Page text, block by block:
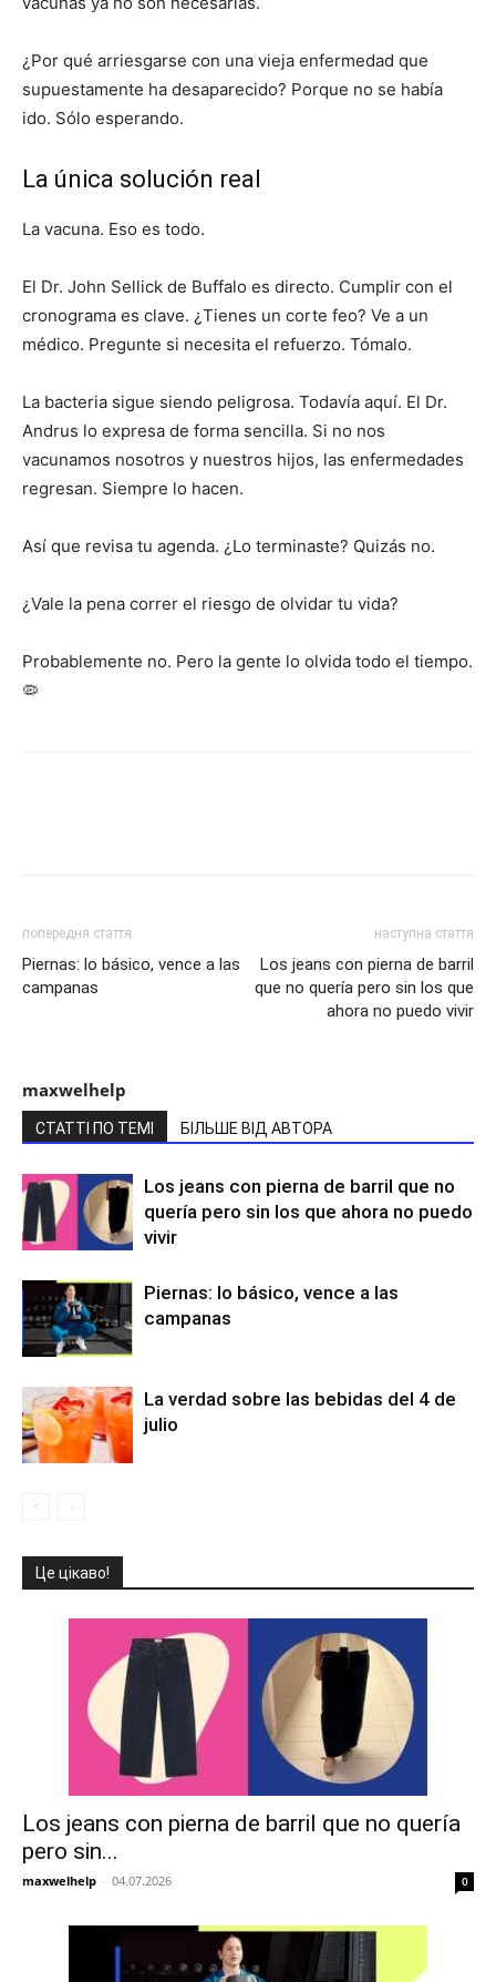
¿Por qué arriesgarse con una vieja enfermedad que
supuestamente ha desaparecido? Porque no se había
ido. Sólo esperando.
La única solución real
La vacuna. Eso es todo.
El Dr. John Sellick de Buffalo es directo. Cumplir con el
cronograma es clave. ¿Tienes un corte feo? Ve a un
médico. Pregunte si necesita el refuerzo. Tómalo.
La bacteria sigue siendo peligrosa. Todavía aquí. El Dr.
Andrus lo expresa de forma sencilla. Si no nos
vacunamos nosotros y nuestros hijos, las enfermedades
regresan. Siempre lo hacen.
Así que revisa tu agenda. ¿Lo terminaste? Quizás no.
¿Vale la pena correr el riesgo de olvidar tu vida?
Probablemente no. Pero la gente lo olvida todo el tiempo.
🦠
попередня стаття
Piernas: lo básico, vence a las
campanas
наступна стаття
Los jeans con pierna de barril
que no quería pero sin los que
ahora no puedo vivir
maxwelhelp
СТАТТІ ПО ТЕМІ БІЛЬШЕ ВІД АВТОРА
Los jeans con pierna de barril que no
quería pero sin los que ahora no puedo
vivir
Piernas: lo básico, vence a las
campanas
La verdad sobre las bebidas del 4 de
julio
Це цікаво!
Los jeans con pierna de barril que no quería
pero sin...
maxwelhelp - 04.07.2026 0